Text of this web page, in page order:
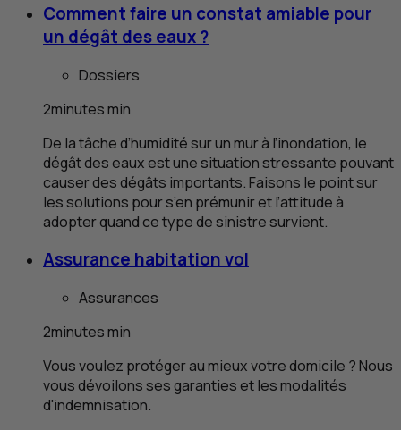
Comment faire un constat amiable pour
un dégât des eaux ?
Dossiers
2minutesmin
De la tâche d’humidité sur un mur à l’inondation, le
dégât des eaux est une situation stressante pouvant
causer des dégâts importants. Faisons le point sur
les solutions pour s’en prémunir et l’attitude à
adopter quand ce type de sinistre survient.
Assurance habitation vol
Assurances
2minutesmin
Vous voulez protéger au mieux votre domicile ? Nous
vous dévoilons ses garanties et les modalités
d'indemnisation.